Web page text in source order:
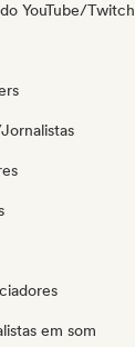
YouTube/Twitch
em som